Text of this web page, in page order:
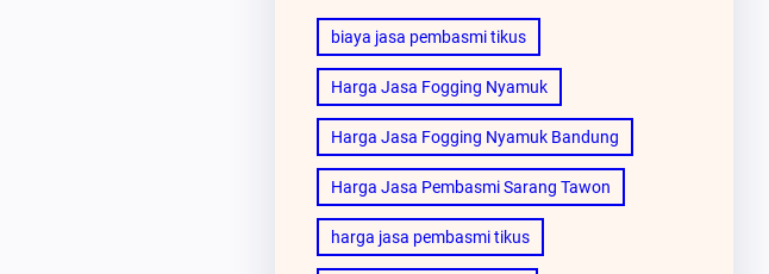
biaya jasa pembasmi tikus
Harga Jasa Fogging Nyamuk
Harga Jasa Fogging Nyamuk Bandung
Harga Jasa Pembasmi Sarang Tawon
harga jasa pembasmi tikus